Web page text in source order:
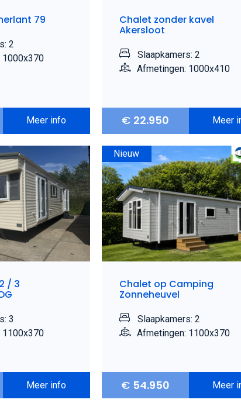
79
2
1000x370
Meer info
Chalet zonder kavel
Akersloot
Slaapkamers: 2
Afmetingen: 1000x410
€ 22.950 Meer
/ 3
3
1100x370
Meer info
Nieuw
Chalet op Camping
Zonneheuvel
Slaapkamers: 2
Afmetingen: 1100x370
€ 54.950 Meer